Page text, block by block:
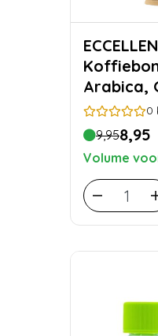
ECCELLENTE
Arabica,
Verfijnd0
9,958,95
Volume